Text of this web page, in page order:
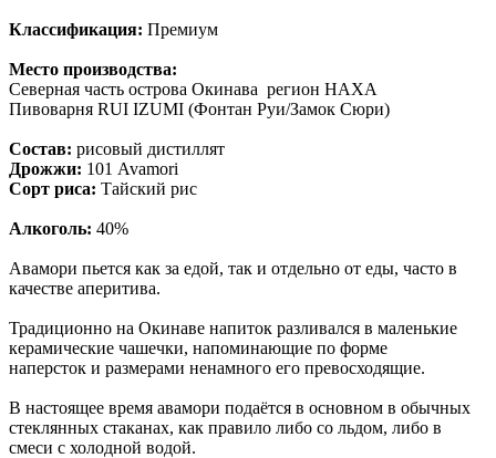
Классификация: Премиум
Место производства:
Северная часть острова Окинава регион НАХА
Пивоварня RUI IZUMI (Фонтан Руи/Замок Сюри)
Состав: рисовый дистиллят
Дрожжи: 101 Avamori
Сорт риса: Тайский рис
Алкоголь: 40%
Авамори пьется как за едой, так и отдельно от еды, часто в
качестве аперитива.
Традиционно на Окинаве напиток разливался в маленькие
керамические чашечки, напоминающие по форме
наперсток и размерами ненамного его превосходящие.
В настоящее время авамори подаётся в основном в обычных
стеклянных стаканах, как правило либо со льдом, либо в
смеси с холодной водой.